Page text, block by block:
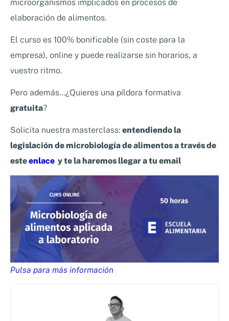
microorganismos implicados en procesos de
elaboración de alimentos.
El curso es 100% bonificable (sin coste para la
empresa), online y puede realizarse sin horarios, a
vuestro ritmo.
Pero además…¿Quieres una píldora formativa
gratuita?
Solicita nuestra masterclass: entendiendo la
legislación de microbiología de alimentos a través de
esteenlace y te la haremos llegar a tu email
Pulsa para más información